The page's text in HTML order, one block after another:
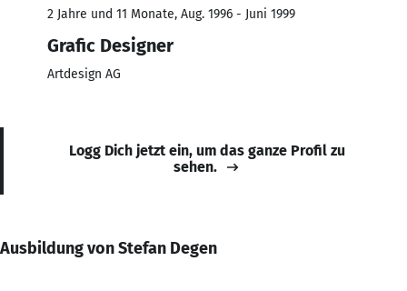
2 Jahre und 11 Monate, Aug. 1996 - Juni 1999
Grafic Designer
Artdesign AG
Logg Dich jetzt ein, um das ganze Profil zu
sehen.
Ausbildung von Stefan Degen